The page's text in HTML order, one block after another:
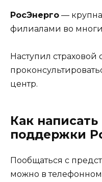
РосЭнерго —
филиалами во
Наступил страховой
центр.
Как
поддержки
Пообщаться с
можно в